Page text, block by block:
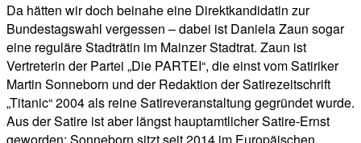
Da hätten wir doch beinahe eine Direktkandidatin zur
Bundestagswahl vergessen – dabei ist Daniela Zaun sogar
eine reguläre Stadträtin im Mainzer Stadtrat. Zaun ist
Vertreterin der Partei „Die PARTEI“, die einst vom Satiriker
Martin Sonneborn und der Redaktion der Satirezeitschrift
„Titanic“ 2004 als reine Satireveranstaltung gegründet wurde.
Aus der Satire ist aber längst hauptamtlicher Satire-Ernst